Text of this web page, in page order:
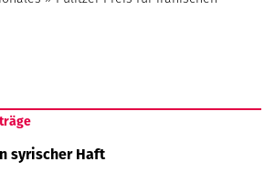
syrischer Haft